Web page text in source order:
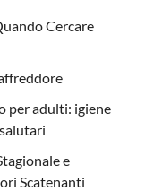
Cercare
per adulti: igiene
e
Scatenanti